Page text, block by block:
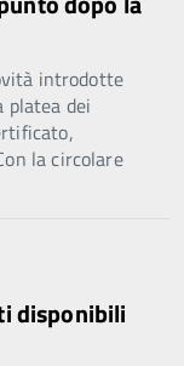
introdotte
platea dei
la circolare
disponibili